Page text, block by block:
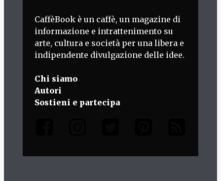
CaffèBook è un caffè, un magazine di
informazione e intrattenimento su
arte, cultura e società per una libera e
indipendente divulgazione delle idee.
Chi siamo
Autori
Sostieni e partecipa